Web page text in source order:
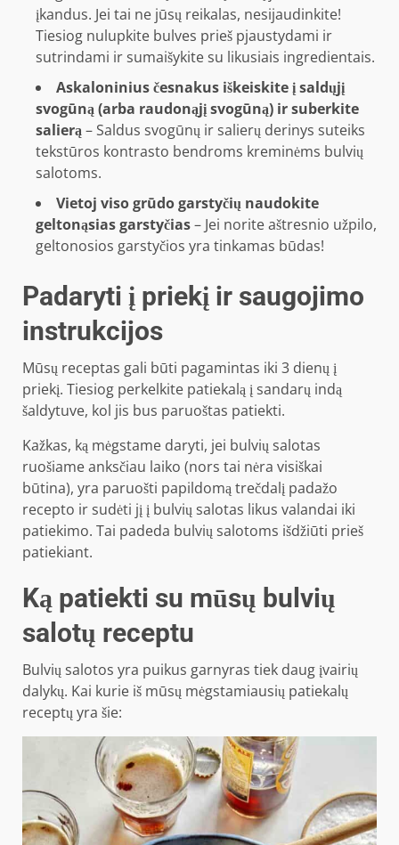
įkandus. Jei tai ne jūsų reikalas, nesijaudinkite!
Tiesiog nulupkite bulves prieš pjaustydami ir
sutrindami ir sumaišykite su likusiais ingredientais.
Askaloninius česnakus iškeiskite į saldųjį
svogūną (arba raudonąjį svogūną) ir suberkite
salierą– Saldus svogūnų ir salierų derinys suteiks
tekstūros kontrasto bendroms kreminėms bulvių
salotoms.
Vietoj viso grūdo garstyčių naudokite
geltonąsias garstyčias– Jei norite aštresnio užpilo,
geltonosios garstyčios yra tinkamas būdas!
Padaryti į priekį ir saugojimo
instrukcijos
Mūsų receptas gali būti pagamintas iki 3 dienų į
priekį. Tiesiog perkelkite patiekalą į sandarų indą
šaldytuve, kol jis bus paruoštas patiekti.
Kažkas, ką mėgstame daryti, jei bulvių salotas
ruošiame anksčiau laiko (nors tai nėra visiškai
būtina), yra paruošti papildomą trečdalį padažo
recepto ir sudėti jį į bulvių salotas likus valandai iki
patiekimo. Tai padeda bulvių salotoms išdžiūti prieš
patiekiant.
Ką patiekti su mūsų bulvių
salotų receptu
Bulvių salotos yra puikus garnyras tiek daug įvairių
dalykų. Kai kurie iš mūsų mėgstamiausių patiekalų
receptų yra šie: